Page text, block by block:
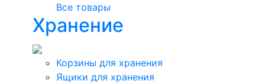
Все товары
Хранение
Корзины для хранения
Ящики для хранения